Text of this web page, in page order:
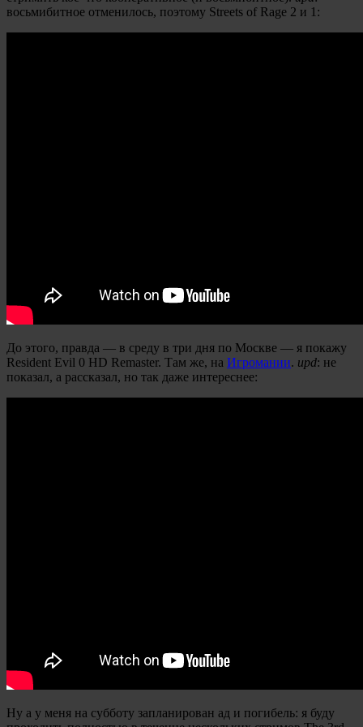
восьмибитное отменилось, поэтому Streets of Rage 2 и 1:
До этого, правда — в среду в три дня по Москве — я покажу
Resident Evil 0 HD Remaster. Там же, на Игромании. upd: не
показал, а рассказал, но так даже интереснее:
Ну а у меня на субботу запланирован ад и погибель: я буду